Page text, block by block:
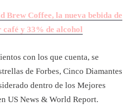
Brew Coffee, la nueva bebida de
y 33% de alcohol
con los que cuenta, se
de Forbes, Cinco Diamantes
dentro de los Mejores
US News & World Report.